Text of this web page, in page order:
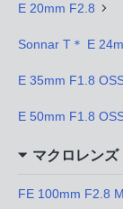
E 20mm F2.8
Sonnar T＊ E
E 35mm F1.8
E 50mm F1.8
マクロレンズ
FE 100mm F2.8